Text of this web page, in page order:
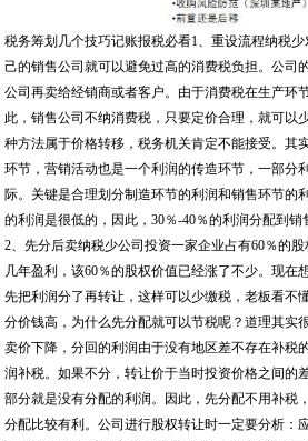
税务筹划几个技巧记账报税必看1、重设流程纳税
己的销售公司就可以避免过高的消费税负担。公司
公司再卖给经销商或者客户。由于消费税在生产环
此，销售公司不纳消费税，只要定价合理，就可以
种方法属于价格转移，税务机关肯定不能接受。其
环节，营销活动也是一个利润的传造环节，一部分
际。关键是合理划分制造环节的利润和销售环节的
的利润是很低的，因此，30％-40％的利润分配到
2、先分后卖纳税少公司投资一家企业占有60％的
几年盈利，该60％的股权价值已经涨了不少。现在
先把利润分了再转让，这样可以少缴税，老板看不
分价钱高，为什么先分配就可以节税呢？道理其实
卖价下降，分回的利润由于没有地区差不存在补税
润补税。如果不分，转让价于当时投资价格之间的
部分就是没有分配的利润。因此，先分配不用补税
分配比较有利。公司进行股权转让时一定要分析：